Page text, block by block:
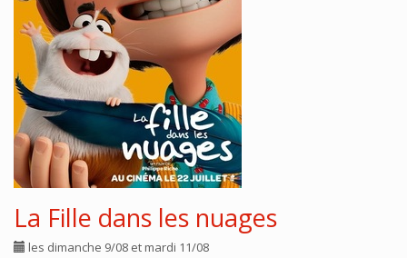
La Fille dans les nuages
les dimanche 9/08 et mardi 11/08